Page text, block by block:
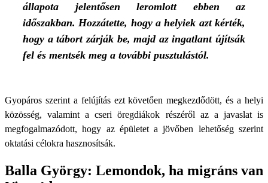
állapota jelentősen leromlott ebben az
időszakban. Hozzátette, hogy a helyiek azt kérték,
hogy a tábort zárják be, majd az ingatlant újítsák
fel és mentsék meg a további pusztulástól.
Gyopáros szerint a felújítás ezt követően megkezdődött, és a helyi
közösség, valamint a cseri öregdiákok részéről az a javaslat is
megfogalmazódott, hogy az épületet a jövőben lehetőség szerint
oktatási célokra hasznosítsák.
Balla György: Lemondok, ha migráns van